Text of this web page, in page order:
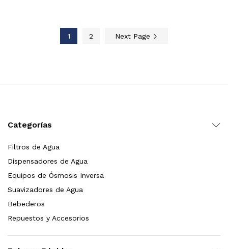
1 2 Next Page
Categorías
Filtros de Agua
Dispensadores de Agua
Equipos de Ósmosis Inversa
Suavizadores de Agua
Bebederos
Repuestos y Accesorios
Leer más
2.5×10 Sedimentos Y Carbón Activado